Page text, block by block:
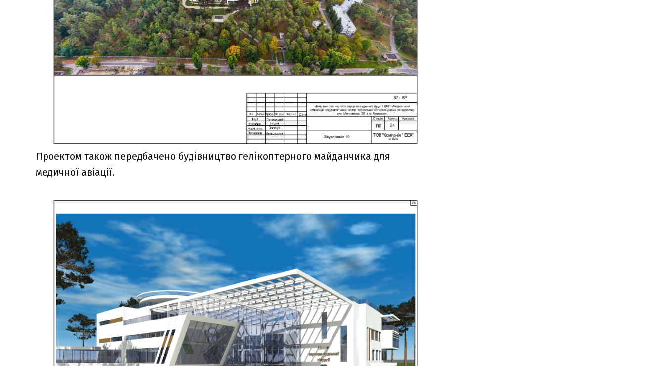
Проектом також передбачено будівництво гелікоптерного майданчика для
медичної авіації.